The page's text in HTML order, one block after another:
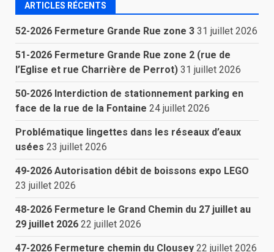
ARTICLES RÉCENTS
52-2026 Fermeture Grande Rue zone 3 31 juillet 2026
51-2026 Fermeture Grande Rue zone 2 (rue de
l’Eglise et rue Charrière de Perrot) 31 juillet 2026
50-2026 Interdiction de stationnement parking en
face de la rue de la Fontaine 24 juillet 2026
Problématique lingettes dans les réseaux d’eaux
usées 23 juillet 2026
49-2026 Autorisation débit de boissons expo LEGO
23 juillet 2026
48-2026 Fermeture le Grand Chemin du 27 juillet au
29 juillet 2026 22 juillet 2026
47-2026 Fermeture chemin du Clousey 22 juillet 2026